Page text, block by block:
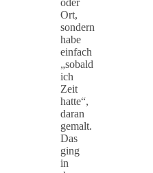
Ort,
sondern
habe
einfach
„sobald
ich
Zeit
hatte“,
daran
gemalt.
Das
ging
in